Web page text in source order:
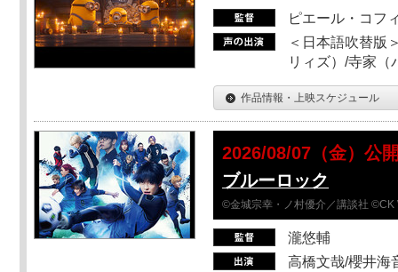
ピエール・コフ
＜日本語吹替版
リィズ）/寺家（
作品情報・上映スケジュール
2026/08/07（金）公
ブルーロック
©金城宗幸・ノ村優介／講談社 ©CK
瀧悠輔
高橋文哉/櫻井海